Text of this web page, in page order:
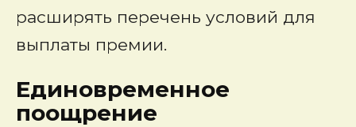
расширять перечень условий для
выплаты премии.
Единовременное
поощрение